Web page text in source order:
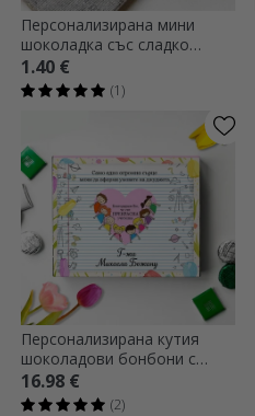
Персонализирана мини
шоколадка със сладко
послание
1.40 €
(1)
Персонализирана кутия
шоколадови бонбони с
послание за учители -
Сърце
16.98 €
(2)